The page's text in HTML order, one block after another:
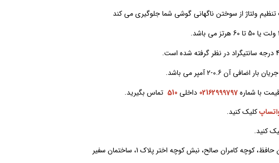
تنظیم ولتاژ از سوختن ناگهانی گوشی شما جلوگیری می کند
با شماره02162999797 داخلی 510 تماس بگیرید.
کلیک کنید.
کنید.
کوچه کامران صالح، نبش کوچه اختر پلاک 1، ساختمان سفیر